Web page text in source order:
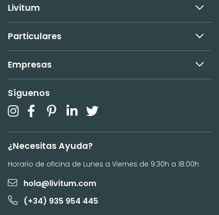
Livitum
Particulares
Empresas
Síguenos
¿Necesitas Ayuda?
Horario de oficina de Lunes a Viernes de 9:30h a 18:00h
hola@livitum.com
(+34) 935 954 445